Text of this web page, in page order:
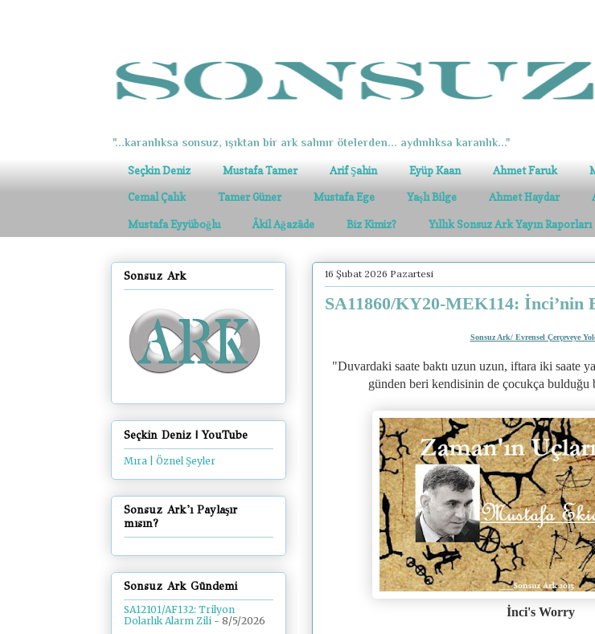
"...karanlıksa sonsuz, ışıktan bir ark salınır ötelerden... aydınlıksa karanlık..."
Seçkin Deniz Mustafa Tamer Arif Şahin Eyüp Kaan Ahmet Faruk
Cemal Çalık Tamer Güner Mustafa Ege Yaşlı Bilge Ahmet Haydar
Mustafa Eyyüboğlu Âkil Ağazâde Biz Kimiz? Yıllık Sonsuz Ark Yayın Raporları
16 Şubat 2026 Pazartesi
SA11860/KY20-MEK114: İnci’nin
Sonsuz Ark/ Evrensel Çerçeveye
"Duvardaki saate baktı uzun uzun, iftara iki saate
günden beri kendisinin de çocukça bulduğu
İnci's Worry
Sonsuz Ark
Seçkin Deniz | YouTube
Mıra | Öznel Şeyler
Sonsuz Ark'ı Paylaşır
mısın?
Sonsuz Ark Gündemi
SA12101/AF132: Trilyon
Dolarlık Alarm Zili - 8/5/2026